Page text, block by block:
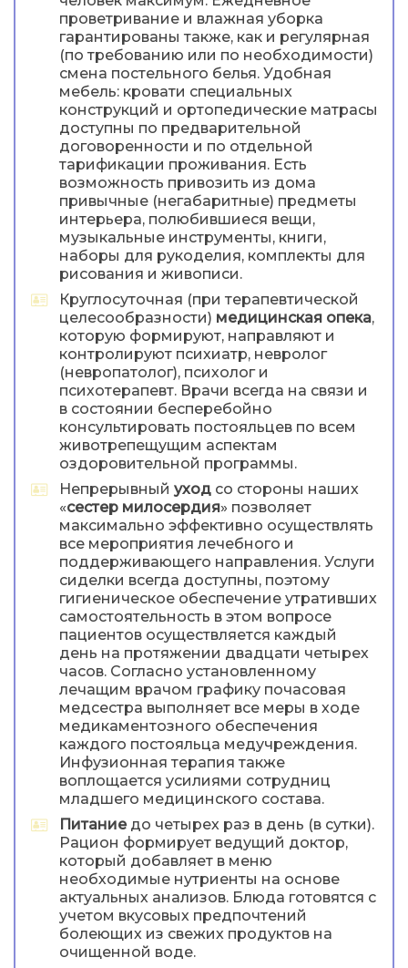
проветривание и влажная уборка
гарантированы также, как и регулярная
(по требованию или по необходимости)
смена постельного белья. Удобная
мебель: кровати специальных
конструкций и ортопедические матрасы
доступны по предварительной
договоренности и по отдельной
тарификации проживания. Есть
возможность привозить из дома
привычные (негабаритные) предметы
интерьера, полюбившиеся вещи,
музыкальные инструменты, книги,
наборы для рукоделия, комплекты для
рисования и живописи.
Круглосуточная (при терапевтической
целесообразности) медицинская опека,
которую формируют, направляют и
контролируют психиатр, невролог
(невропатолог), психолог и
психотерапевт. Врачи всегда на связи и
в состоянии бесперебойно
консультировать постояльцев по всем
животрепещущим аспектам
оздоровительной программы.
Непрерывный уход со стороны наших
«сестер милосердия» позволяет
максимально эффективно осуществлять
все мероприятия лечебного и
поддерживающего направления. Услуги
сиделки всегда доступны, поэтому
гигиеническое обеспечение утративших
самостоятельность в этом вопросе
пациентов осуществляется каждый
день на протяжении двадцати четырех
часов. Согласно установленному
лечащим врачом графику почасовая
медсестра выполняет все меры в ходе
медикаментозного обеспечения
каждого постояльца медучреждения.
Инфузионная терапия также
воплощается усилиями сотрудниц
младшего медицинского состава.
Питаниедо четырех раз в день (в сутки).
Рацион формирует ведущий доктор,
который добавляет в меню
необходимые нутриенты на основе
актуальных анализов. Блюда готовятся с
учетом вкусовых предпочтений
болеющих из свежих продуктов на
очищенной воде.